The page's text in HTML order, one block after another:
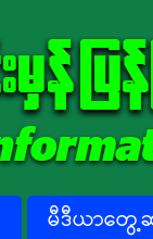
မီဒီယာတွေ့